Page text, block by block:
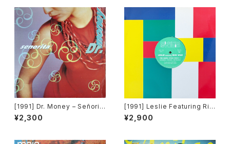
[1991] Dr. Money – Señorit
a [Time Records]
¥2,300
[1991] Leslie Featuring Ric
k Wild – Fire Desire [Hi-BP
M Studio][Avex Trax]
¥2,900